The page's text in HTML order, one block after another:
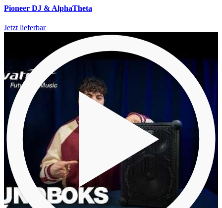
Pioneer DJ & AlphaTheta
Jetzt lieferbar